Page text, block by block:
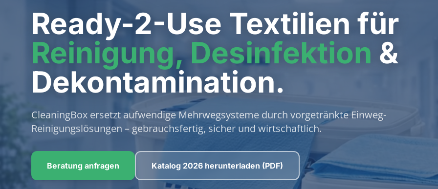
Ready-2-Use Textilien für
Reinigung, Desinfektion &
Dekontamination.
CleaningBox ersetzt aufwendige Mehrwegsysteme durch vorgetränkte Einweg-
Reinigungslösungen – gebrauchsfertig, sicher und wirtschaftlich.
Beratung anfragen Katalog 2026 herunterladen (PDF)